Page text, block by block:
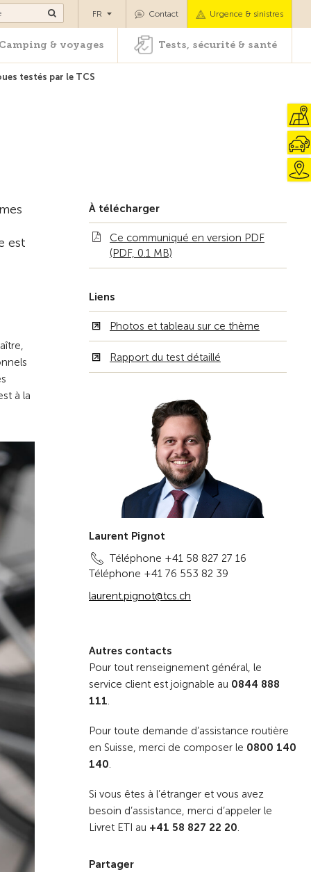
Camping & voyages Tests, sécurité & santé
Contact Urgence & sinistres
FR
& voyages Tests, sécurité & santé
testés par le TCS
est
à la
À télécharger
Ce communiqué en version PDF
(PDF, 0.1 MB)
Liens
Photos et tableau sur ce thème
Rapport du test détaillé
Laurent Pignot
Téléphone +41 58 827 27 16
Téléphone +41 76 553 82 39
laurent.pignot@tcs.ch
Autres contacts
Pour tout renseignement général, le
service client est joignable au 0844 888
111.
Pour toute demande d’assistance routière
en Suisse, merci de composer le 0800 140
140.
Si vous êtes à l’étranger et vous avez
besoin d’assistance, merci d’appeler le
Livret ETI au +41 58 827 22 20.
Partager